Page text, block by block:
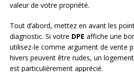
valeur de votre propriété.
Tout d’abord, mettez en avant les
diagnostic. Si votre DPE affiche une
utilisez-le comme argument de vente
hivers peuvent être rudes, un
est particulièrement apprécié.